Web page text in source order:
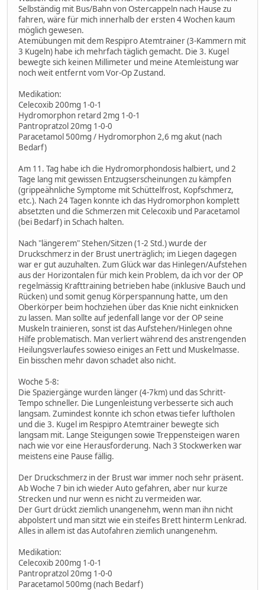
Selbständig mit Bus/Bahn von Ostercappeln nach Hause zu
fahren, wäre für mich innerhalb der ersten 4 Wochen kaum
möglich gewesen.
Atemübungen mit dem Respipro Atemtrainer (3-Kammern mit
3 Kugeln) habe ich mehrfach täglich gemacht. Die 3. Kugel
bewegte sich keinen Millimeter und meine Atemleistung war
noch weit entfernt vom Vor-Op Zustand.
Medikation:
Celecoxib 200mg 1-0-1
Hydromorphon retard 2mg 1-0-1
Pantropratzol 20mg 1-0-0
Paracetamol 500mg / Hydromorphon 2,6 mg akut (nach
Bedarf)
Am 11. Tag habe ich die Hydromorphondosis halbiert, und 2
Tage lang mit gewissen Entzugserscheinungen zu kämpfen
(grippeähnliche Symptome mit Schüttelfrost, Kopfschmerz,
etc.). Nach 24 Tagen konnte ich das Hydromorphon komplett
absetzten und die Schmerzen mit Celecoxib und Paracetamol
(bei Bedarf) in Schach halten.
Nach "längerem" Stehen/Sitzen (1-2 Std.) wurde der
Druckschmerz in der Brust unerträglich; im Liegen dagegen
war er gut auzuhalten. Zum Glück war das Hinlegen/Aufstehen
aus der Horizontalen für mich kein Problem, da ich vor der OP
regelmässig Krafttraining betrieben habe (inklusive Bauch und
Rücken) und somit genug Körperspannung hatte, um den
Oberkörper beim hochziehen über das Knie nicht einknicken
zu lassen. Man sollte auf jedenfall lange vor der OP seine
Muskeln trainieren, sonst ist das Aufstehen/Hinlegen ohne
Hilfe problematisch. Man verliert während des anstrengenden
Heilungsverlaufes sowieso einiges an Fett und Muskelmasse.
Ein bisschen mehr davon schadet also nicht.
Woche 5-8:
Die Spaziergänge wurden länger (4-7km) und das Schritt-
Tempo schneller. Die Lungenleistung verbesserte sich auch
langsam. Zumindest konnte ich schon etwas tiefer luftholen
und die 3. Kugel im Respipro Atemtrainer bewegte sich
langsam mit. Lange Steigungen sowie Treppensteigen waren
nach wie vor eine Herausforderung. Nach 3 Stockwerken war
meistens eine Pause fällig.
Der Druckschmerz in der Brust war immer noch sehr präsent.
Ab Woche 7 bin ich wieder Auto gefahren, aber nur kurze
Strecken und nur wenn es nicht zu vermeiden war.
Der Gurt drückt ziemlich unangenehm, wenn man ihn nicht
abpolstert und man sitzt wie ein steifes Brett hinterm Lenkrad.
Alles in allem ist das Autofahren ziemlich unangenehm.
Medikation:
Celecoxib 200mg 1-0-1
Pantropratzol 20mg 1-0-0
Paracetamol 500mg (nach Bedarf)